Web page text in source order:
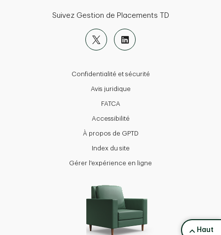
Suivez Gestion de Placements TD
Confidentialité et sécurité
Avis juridique
FATCA
Accessibilité
À propos de GPTD
Index du site
Gérer l'expérience en ligne
back to
Haut